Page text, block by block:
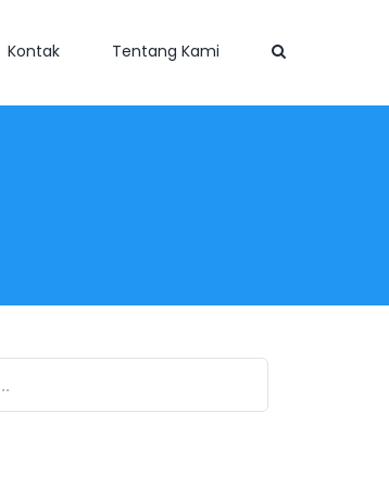
Kontak Tentang Kami